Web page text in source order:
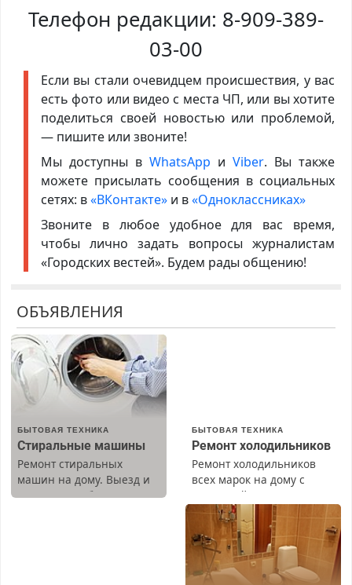
Телефон редакции: 8-909-389-
03-00
Если вы стали очевидцем происшествия, у вас
есть фото или видео с места ЧП, или вы хотите
поделиться своей новостью или проблемой,
— пишите или звоните!
Мы доступны в WhatsApp иViber. Вы также
можете присылать сообщения в социальных
сетях: в«ВКонтакте»и в«Одноклассниках»
Звоните в любое удобное для вас время,
чтобы лично задать вопросы журналистам
«Городских вестей». Будем рады общению!
ОБЪЯВЛЕНИЯ
БЫТОВАЯ ТЕХНИКА
Стиральные машины
Ремонт стиральных
машин на дому. Выезд и
диагностика бесплатно.
БЫТОВАЯ ТЕХНИКА
Ремонт холодильников
Ремонт холодильников
всех марок на дому с
гарантией. Замена
резины. Качественно.
Недорого. Без выходных.
Все районы. Скидка.
Вызов бесплатный.